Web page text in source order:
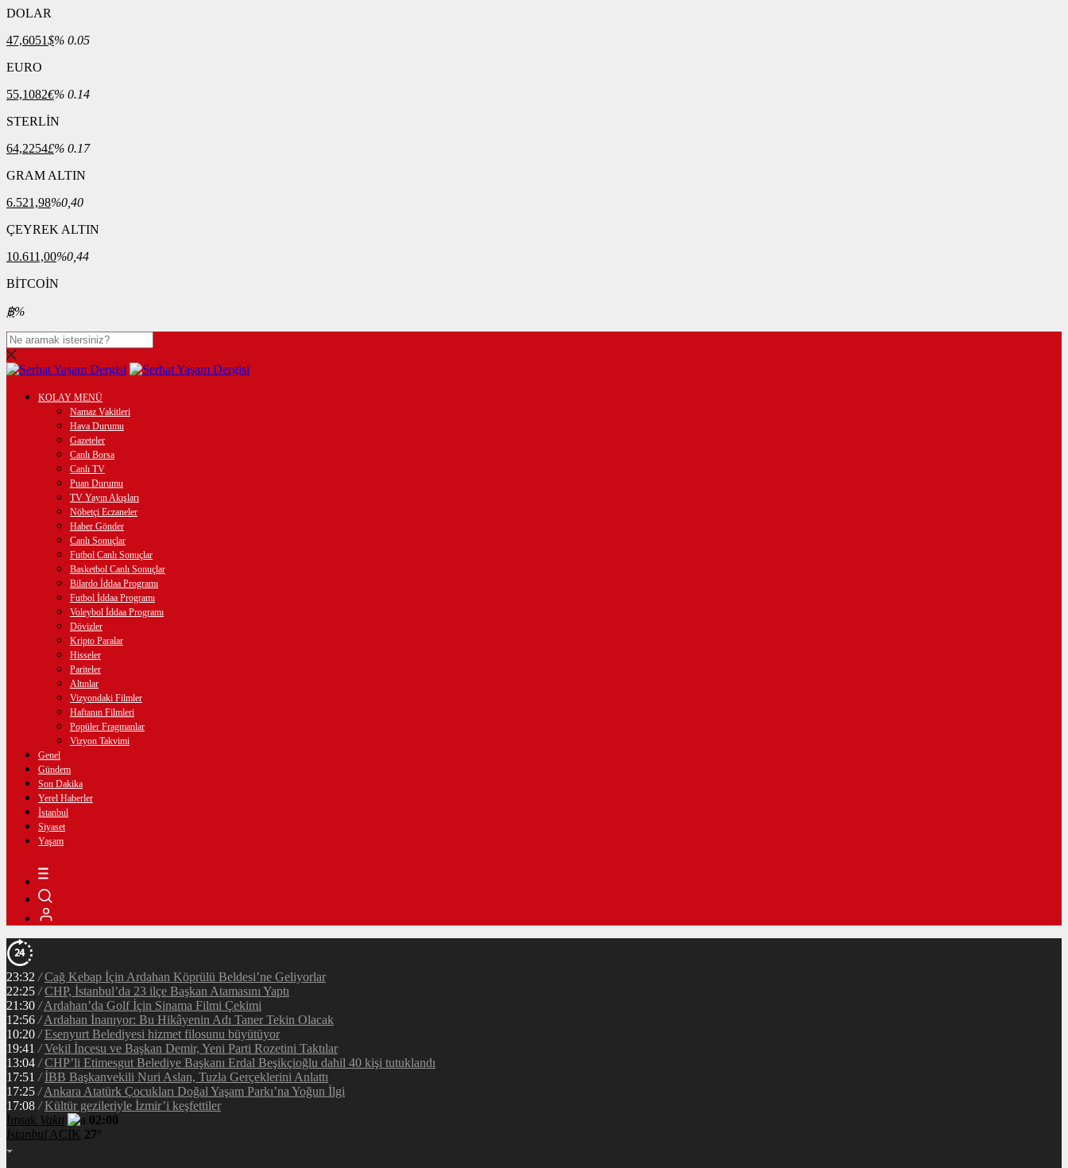
DOLAR
47,6051$% 0.05
EURO
55,1082€% 0.14
STERLİN
64,2254£% 0.17
GRAM ALTIN
6.521,98%0,40
ÇEYREK ALTIN
10.611,00%0,44
BİTCOİN
฿%
KOLAY MENÜ
Namaz Vakitleri
Hava Durumu
Gazeteler
Canlı Borsa
Canlı TV
Puan Durumu
TV Yayın Akışları
Nöbetçi Eczaneler
Haber Gönder
Canlı Sonuçlar
Futbol Canlı Sonuçlar
Basketbol Canlı Sonuçlar
Bilardo İddaa Programı
Futbol İddaa Programı
Voleybol İddaa Programı
Dövizler
Kripto Paralar
Hisseler
Pariteler
Altınlar
Vizyondaki Filmler
Haftanın Filmleri
Popüler Fragmanlar
Vizyon Takvimi
Genel
Gündem
Son Dakika
Yerel Haberler
İstanbul
Siyaset
Yaşam
23:32 / Cağ Kebap İçin Ardahan Köprülü Beldesi’ne Geliyorlar
22:25 / CHP, İstanbul’da 23 ilçe Başkan Atamasını Yaptı
21:30 / Ardahan’da Golf İçin Sinama Filmi Çekimi
12:56 / Ardahan İnanıyor: Bu Hikâyenin Adı Taner Tekin Olacak
10:20 / Esenyurt Belediyesi hizmet filosunu büyütüyor
19:41 / Vekil İncesu ve Başkan Demir, Yeni Parti Rozetini Taktılar
13:04 / CHP’li Etimesgut Belediye Başkanı Erdal Beşikçioğlu dahil 40 kişi tutuklandı
17:51 / İBB Başkanvekili Nuri Aslan, Tuzla Gerçeklerini Anlattı
17:25 / Ankara Atatürk Çocukları Doğal Yaşam Parkı’na Yoğun İlgi
17:08 / Kültür gezileriyle İzmir’i keşfettiler
İmsak Vakti
02:00
İstanbul AÇIK 27°